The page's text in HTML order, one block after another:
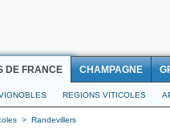
DE FRANCE CHAMPAGNE
REGIONS VITICOLES
> Randevillers